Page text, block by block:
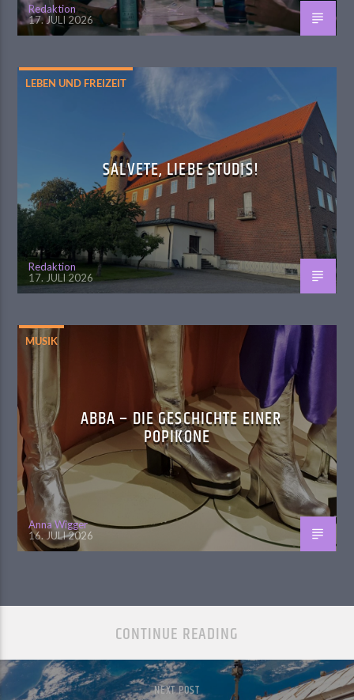
Redaktion
17. JULI 2026
LEBEN UND FREIZEIT
SALVETE, LIEBE STUDIS!
Redaktion
17. JULI 2026
MUSIK
ABBA – DIE GESCHICHTE EINER
POPIKONE
Anna Wigger
16. JULI 2026
CONTINUE READING
NEXT POST